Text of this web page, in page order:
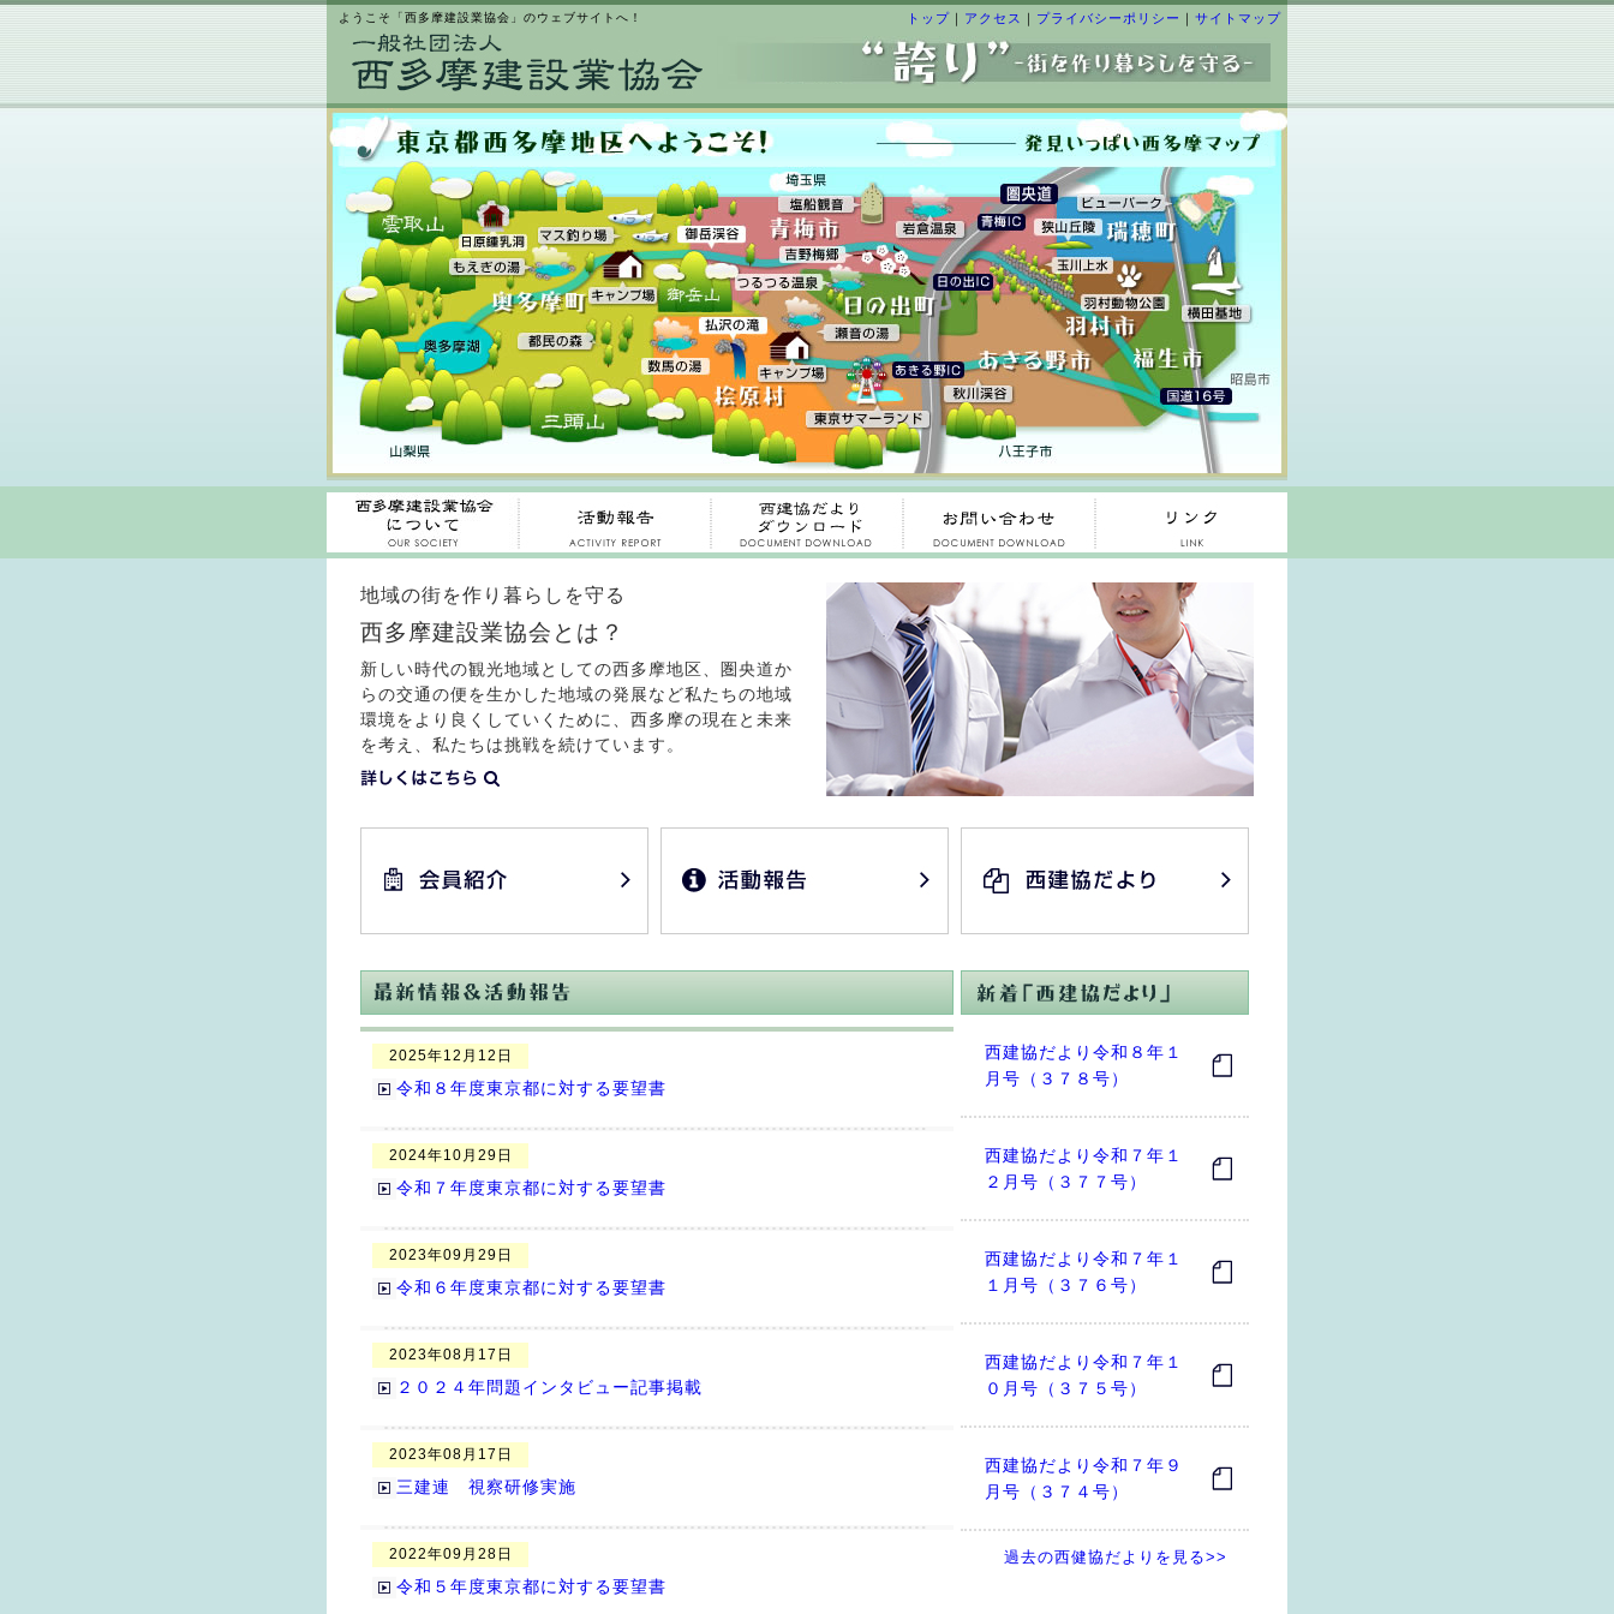
ようこそ「西多摩建設業協会」のウェブサイトへ！ トップ ｜ アクセス ｜ プライバシーポリシー ｜ サイトマップ
地域の街を作り暮らしを守る
西多摩建設業協会とは？
新しい時代の観光地域としての西多摩地区、圏央道か
らの交通の便を生かした地域の発展など私たちの地域
環境をより良くしていくために、西多摩の現在と未来
を考え、私たちは挑戦を続けています。
2025年12月12日
令和８年度東京都に対する要望書
2024年10月29日
令和７年度東京都に対する要望書
2023年09月29日
令和６年度東京都に対する要望書
2023年08月17日
２０２４年問題インタビュー記事掲載
2023年08月17日
三建連 視察研修実施
2022年09月28日
令和５年度東京都に対する要望書
西建協だより令和８年１
月号（３７８号）
西建協だより令和７年１
２月号（３７７号）
西建協だより令和７年１
１月号（３７６号）
西建協だより令和７年１
０月号（３７５号）
西建協だより令和７年９
月号（３７４号）
過去の西健協だよりを見る>>